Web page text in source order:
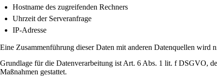
Hostname des zugreifenden Rechners
Uhrzeit der Serveranfrage
IP-Adresse
Eine Zusammenführung dieser Daten mit anderen Datenquellen wird
Grundlage für die Datenverarbeitung ist Art. 6 Abs. 1 lit. f DSGVO,
Maßnahmen gestattet.